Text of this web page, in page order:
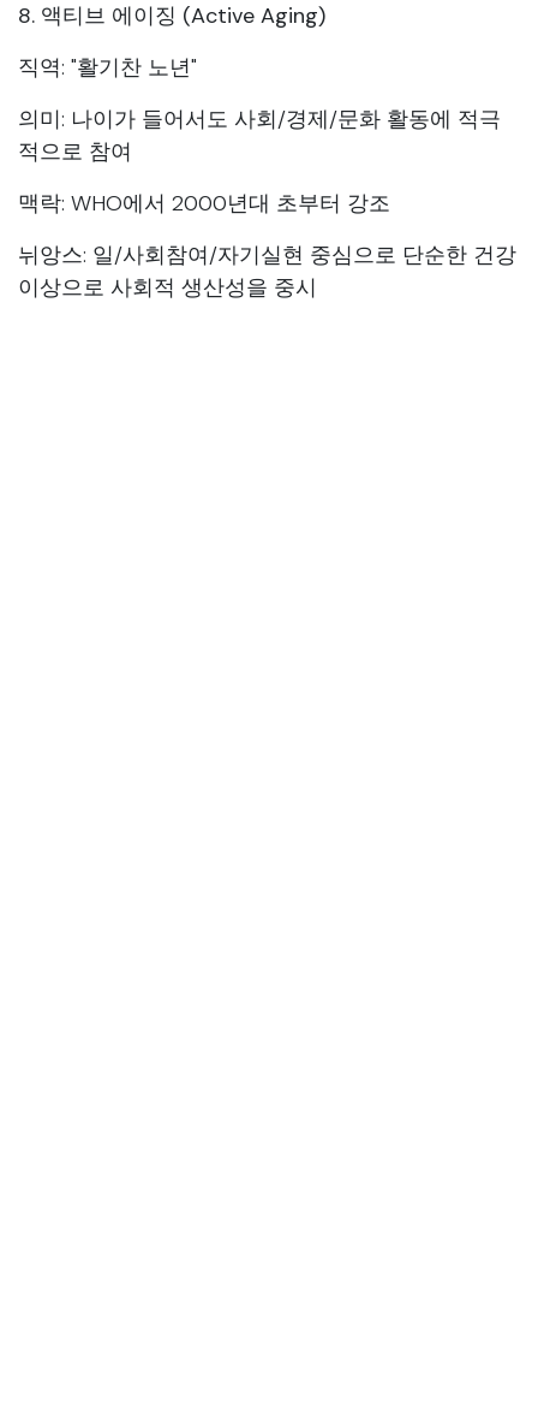
8. 액티브 에이징 (Active Aging)
직역: "활기찬 노년"
의미: 나이가 들어서도 사회/경제/문화 활동에 적극
적으로 참여
맥락: WHO에서 2000년대 초부터 강조
뉘앙스: 일/사회참여/자기실현 중심으로 단순한 건강
이상으로 사회적 생산성을 중시